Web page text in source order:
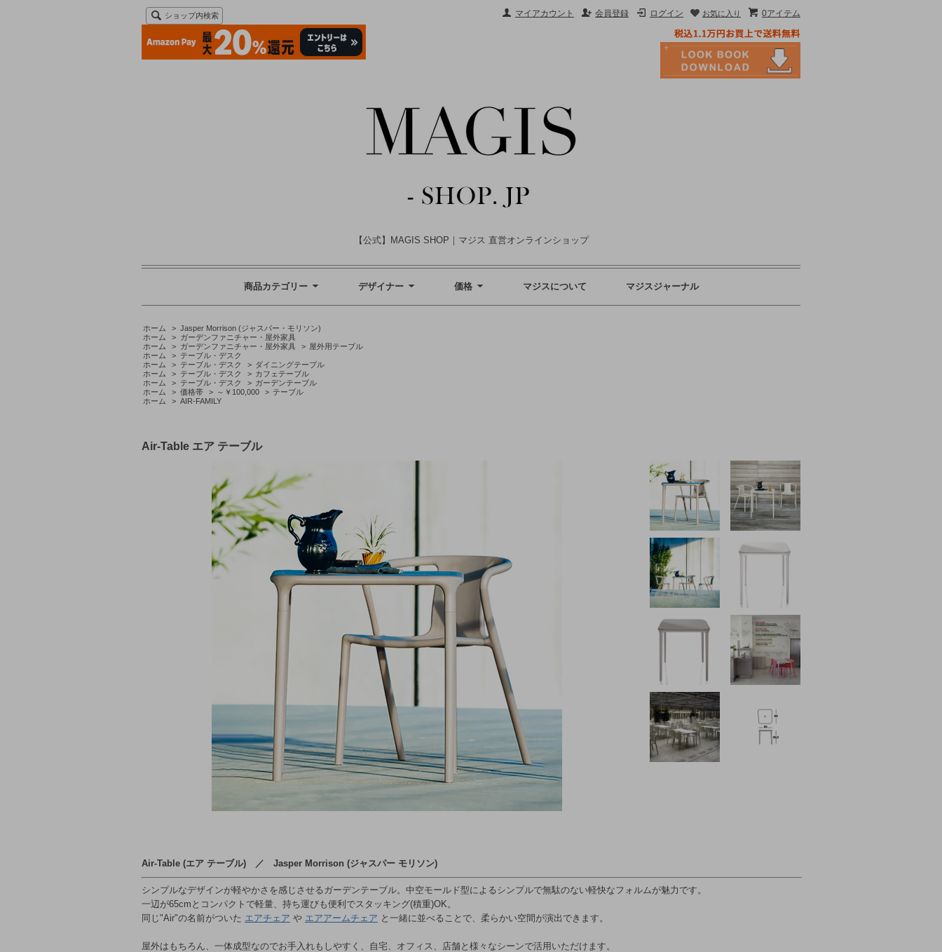
お気に入り 0アイテム
ログイン
会員登録
マイアカウント
ショップ内検索
【公式】MAGIS SHOP｜マジス 直営オンラインショップ
商品カテゴリー デザイナー 価格 マジスについて マジスジャーナル
ホーム > Jasper Morrison (ジャスパー・モリソン)
ホーム
> ガーデンファニチャー・屋外家具
ホーム
> ガーデンファニチャー・屋外家具 > 屋外用テーブル
ホーム
> テーブル・デスク
ホーム
> テーブル・デスク > ダイニングテーブル
ホーム
> テーブル・デスク > カフェテーブル
ホーム
> テーブル・デスク > ガーデンテーブル
ホーム
> 価格帯 > ～￥100,000 > テーブル
ホーム
> AIR-FAMILY
Air-Table エア テーブル
Air-Table (エア テーブル) ／ Jasper Morrison (ジャスパー モリソン)
シンプルなデザインが軽やかさを感じさせるガーデンテーブル。中空モールド型によるシンプルで無駄のない軽快なフォルムが魅力です。
一辺が65cmとコンパクトで軽量、持ち運びも便利でスタッキング(積重)OK。
同じ"Air"の名前がついた エアチェア や エアアームチェア と一緒に並べることで、柔らかい空間が演出できます。
屋外はもちろん、一体成型なのでお手入れもしやすく、自宅、オフィス、店舗と様々なシーンで活用いただけます。